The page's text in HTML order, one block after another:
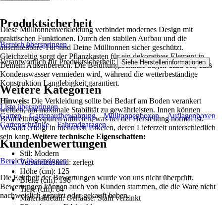
Diese Mülltonnenverkleidung verbindet modernes Design mit
praktischen Funktionen. Durch den stabilen Aufbau und die
abschließbare Tür sind Deine Mülltonnen sicher geschützt.
Gleichzeitig sorgt der Pflanzkasten für ein dekoratives Element in
Deinem Außenbereich. Die Belüftungsschlitze tragen dazu bei, dass
Kondenswasser vermieden wird, während die wetterbeständige
Konstruktion Langlebigkeit garantiert.
Hinweis: Die Verkleidung sollte bei Bedarf am Boden verankert
werden, um maximale Stabilität zu gewährleisten. Innen können
Bearbeitungsspuren auftreten, was bei der Herstellung normal ist.
Versand erfolgt in mehreren Paketen, deren Lieferzeit unterschiedlich
sein kann.Weitere technische Eigenschaften:
Stil: Modern
Versandzustand: zerlegt
Höhe (cm): 125
Breite (cm): 198
Tiefe (cm): 84
Materialdetail: Gehäuse: Stahl verzinkt
Produktsicherheit
Bereich überspringen
Verantwortlich für Produktsicherheit: Siehe Herstellerinformationen .
Weitere Kategorien
Liste überspringen
Garten
Gartenaufbewahrung Mülltonnenboxen
Auflagenboxen
Gartenschränke
Fahrradgaragen
Kundenbewertungen
Bereich überspringen
Die Echtheit der Bewertungen wurde von uns nicht überprüft.
Bewertungen können auch von Kunden stammen, die die Ware nicht
nachweislich genutzt oder gekauft haben.